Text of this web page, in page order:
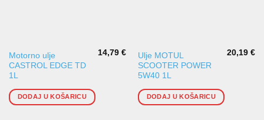
Motorno ulje
CASTROL EDGE TD
1L
14,79€
DODAJ U KOŠARICU
Ulje MOTUL
SCOOTER POWER
5W40 1L
20,19€
DODAJ U KOŠARICU